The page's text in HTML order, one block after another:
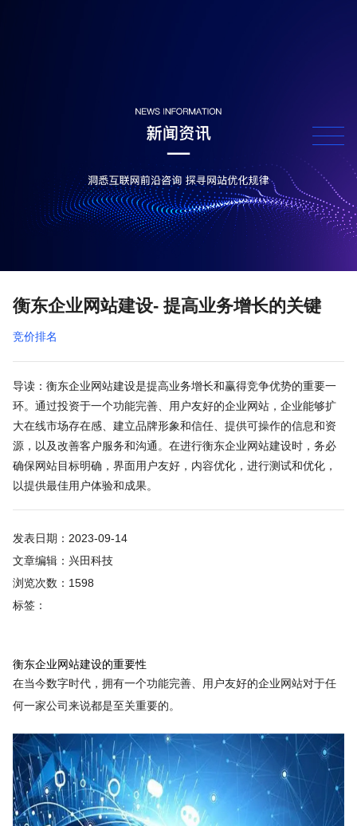
衡东企业网站建设- 提高业务增长的关键
竞价排名
导读：衡东企业网站建设是提高业务增长和赢得竞争优势的重要一
环。通过投资于一个功能完善、用户友好的企业网站，企业能够扩
大在线市场存在感、建立品牌形象和信任、提供可操作的信息和资
源，以及改善客户服务和沟通。在进行衡东企业网站建设时，务必
确保网站目标明确，界面用户友好，内容优化，进行测试和优化，
以提供最佳用户体验和成果。
发表日期：2023-09-14
文章编辑：兴田科技
浏览次数：1598
标签：
衡东企业网站建设的重要性
在当今数字时代，拥有一个功能完善、用户友好的企业网站对于任
何一家公司来说都是至关重要的。